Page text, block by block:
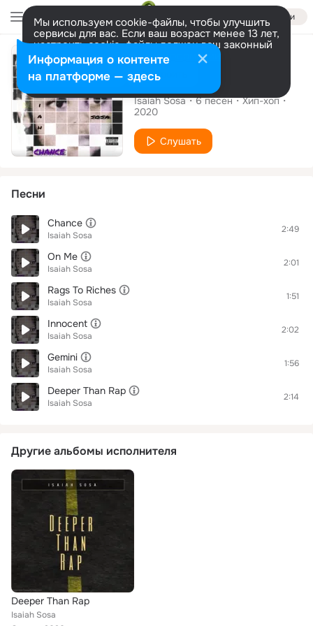
Войти
Мы используем cookie-файлы, чтобы улучшить
сервисы для вас. Если ваш возраст менее 13 лет,
настроить cookie-файлы должен ваш законный
представитель. Больше информации
Разрешить все Настроить
Альбом
Chance
Isaiah Sosa 6песен
Хип-хоп
2020
Слушать
Песни
Chance
Isaiah Sosa
2:49
On Me
Isaiah Sosa
2:01
Rags To Riches
Isaiah Sosa
1:51
Innocent
Isaiah Sosa
2:02
Gemini
Isaiah Sosa
1:56
Deeper Than Rap
Isaiah Sosa
2:14
Другие альбомы исполнителя
Deeper Than Rap
Isaiah Sosa
Информация о контенте
на платформе — здесь